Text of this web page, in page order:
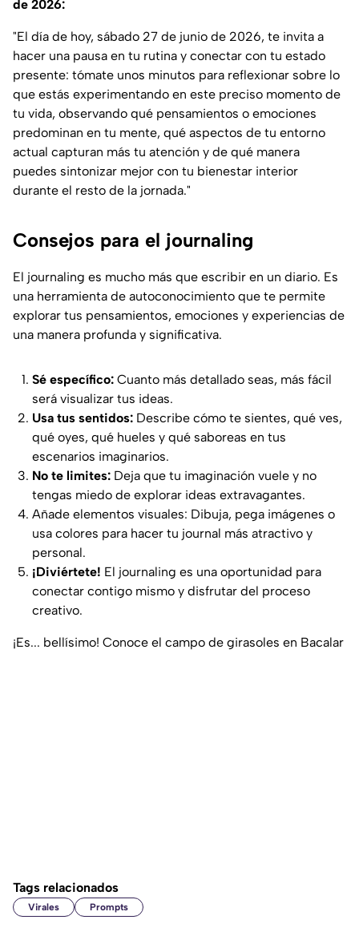
de 2026:
"El día de hoy, sábado 27 de junio de 2026, te invita a
hacer una pausa en tu rutina y conectar con tu estado
presente: tómate unos minutos para reflexionar sobre lo
que estás experimentando en este preciso momento de
tu vida, observando qué pensamientos o emociones
predominan en tu mente, qué aspectos de tu entorno
actual capturan más tu atención y de qué manera
puedes sintonizar mejor con tu bienestar interior
durante el resto de la jornada."
Consejos para el journaling
El journaling es mucho más que escribir en un diario. Es
una herramienta de autoconocimiento que te permite
explorar tus pensamientos, emociones y experiencias de
una manera profunda y significativa.
Sé específico: Cuanto más detallado seas, más fácil
será visualizar tus ideas.
Usa tus sentidos: Describe cómo te sientes, qué ves,
qué oyes, qué hueles y qué saboreas en tus
escenarios imaginarios.
No te limites: Deja que tu imaginación vuele y no
tengas miedo de explorar ideas extravagantes.
Añade elementos visuales: Dibuja, pega imágenes o
usa colores para hacer tu journal más atractivo y
personal.
¡Diviértete! El journaling es una oportunidad para
conectar contigo mismo y disfrutar del proceso
creativo.
¡Es... bellísimo! Conoce el campo de girasoles en Bacalar
Tags relacionados
Virales Prompts